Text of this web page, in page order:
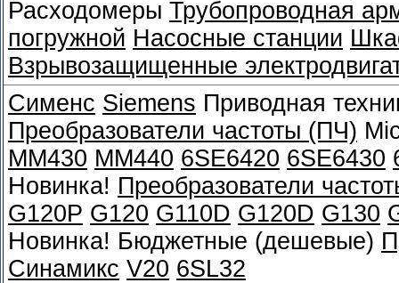
Расходомеры Трубопроводная
погружной Насосные станции
Взрывозащищенные
Сименс Siemens Приводная
Преобразователи частоты (ПЧ)
MM430 MM440 6SE6420 6SE6430
Новинка! Преобразователи
G120P G120 G110D G120D G130
Новинка! Бюджетные (дешевые)
Синамикс V20 6SL32